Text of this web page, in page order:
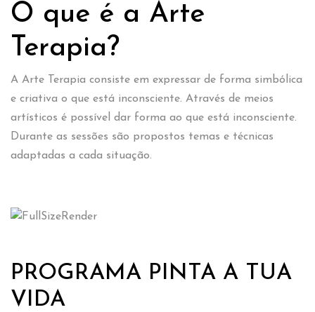
O que é a Arte
Terapia?
A Arte Terapia consiste em expressar de forma simbólica
e criativa o que está inconsciente. Através de meios
artísticos é possível dar forma ao que está inconsciente.
Durante as sessões são propostos temas e técnicas
adaptadas a cada situação.
PROGRAMA PINTA A TUA
VIDA